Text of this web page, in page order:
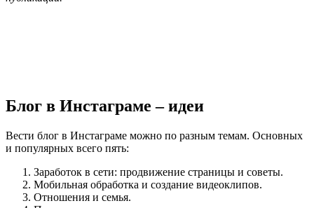
Блог в Инстаграме – идеи
Вести блог в Инстаграме можно по разным темам. Основных
и популярных всего пять:
Заработок в сети: продвижение страницы и советы.
Мобильная обработка и создание видеоклипов.
Отношения и семья.